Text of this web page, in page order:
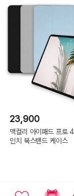
23,900
맥컬리 아이패드 프로
인치 북스탠드 케이스